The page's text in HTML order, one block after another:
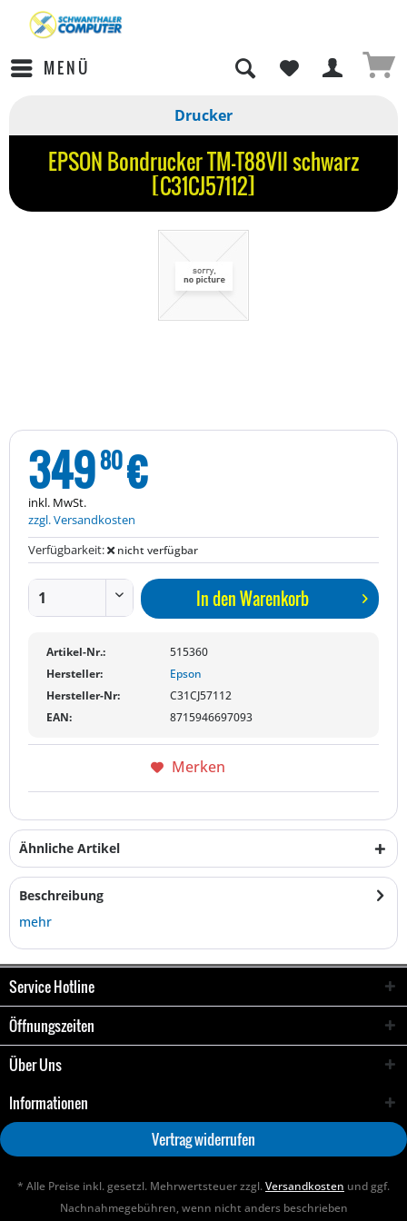
MENÜ
Drucker
EPSON Bondrucker TM-T88VII schwarz
[C31CJ57112]
34980€
inkl. MwSt.
zzgl. Versandkosten
Verfügbarkeit:
nicht verfügbar
In denWarenkorb
Artikel-Nr.:
515360
Hersteller:
Epson
Hersteller-Nr:
C31CJ57112
EAN:
8715946697093
Merken
Ähnliche Artikel
Beschreibung
mehr
Service Hotline
Öffnungszeiten
Über Uns
Informationen
Vertrag widerrufen
* Alle Preise inkl. gesetzl. Mehrwertsteuer zzgl.Versandkosten und ggf.
Nachnahmegebühren, wenn nicht anders beschrieben